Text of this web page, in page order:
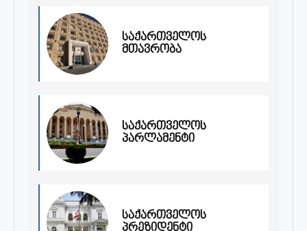
საქართველოს
მთავრობა
საქართველოს
პარლამენტი
საქართველოს
პრეზიდენტი